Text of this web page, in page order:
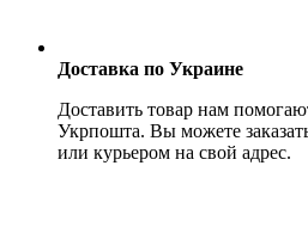
Доставка по Украине
Доставить товар нам
Укрпошта. Вы можете
или курьером на свой адрес.